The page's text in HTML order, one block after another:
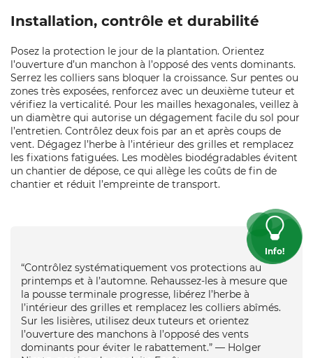
Installation, contrôle et durabilité
Posez la protection le jour de la plantation. Orientez
l’ouverture d’un manchon à l’opposé des vents dominants.
Serrez les colliers sans bloquer la croissance. Sur pentes ou
zones très exposées, renforcez avec un deuxième tuteur et
vérifiez la verticalité. Pour les mailles hexagonales, veillez à
un diamètre qui autorise un dégagement facile du sol pour
l’entretien. Contrôlez deux fois par an et après coups de
vent. Dégagez l’herbe à l’intérieur des grilles et remplacez
les fixations fatiguées. Les modèles biodégradables évitent
un chantier de dépose, ce qui allège les coûts de fin de
chantier et réduit l’empreinte de transport.
Info!
“Contrôlez systématiquement vos protections au
printemps et à l’automne. Rehaussez-les à mesure que
la pousse terminale progresse, libérez l’herbe à
l’intérieur des grilles et remplacez les colliers abîmés.
Sur les lisières, utilisez deux tuteurs et orientez
l’ouverture des manchons à l’opposé des vents
dominants pour éviter le rabattement.” — Holger